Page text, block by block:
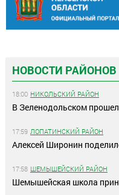
НОВОСТИ РАЙОНОВ
18:00 НИКОЛЬСКИЙ РАЙОН
В Зеленодольском
17:59 ЛОПАТИНСКИЙ РАЙОН
Алексей Широнин
17:58 ШЕМЫШЕЙСКИЙ РАЙОН
Шемышейская школа